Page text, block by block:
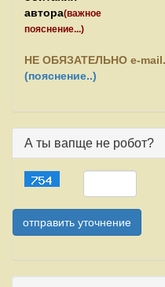
автора(важное
пояснение...)
НЕ ОБЯЗАТЕЛЬНО e-mail.
(пояснение..)
А ты вапще не робот?